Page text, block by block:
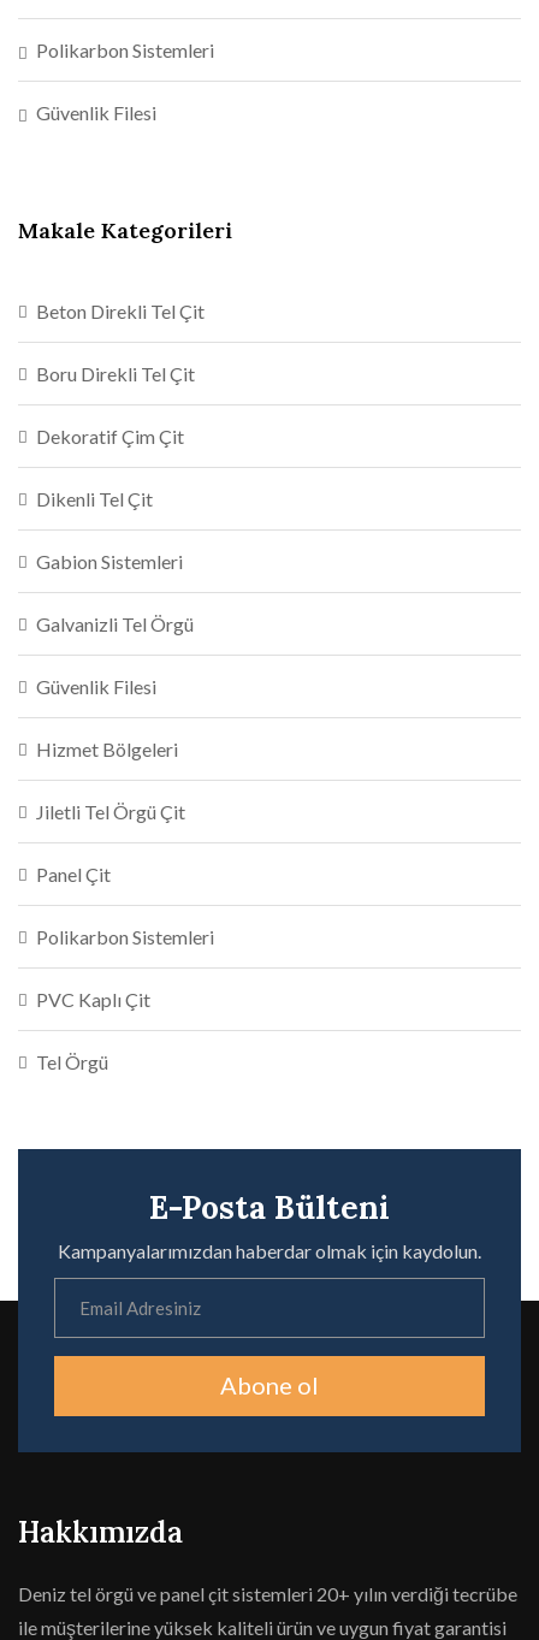
Polikarbon Sistemleri
Güvenlik Filesi
Makale Kategorileri
Beton Direkli Tel Çit
Boru Direkli Tel Çit
Dekoratif Çim Çit
Dikenli Tel Çit
Gabion Sistemleri
Galvanizli Tel Örgü
Güvenlik Filesi
Hizmet Bölgeleri
Jiletli Tel Örgü Çit
Panel Çit
Polikarbon Sistemleri
PVC Kaplı Çit
Tel Örgü
E-Posta Bülteni
Kampanyalarımızdan haberdar olmak için kaydolun.
Abone ol
Hakkımızda
Deniz tel örgü ve panel çit sistemleri 20+ yılın verdiği tecrübe
ile müşterilerine yüksek kaliteli ürün ve uygun fiyat garantisi